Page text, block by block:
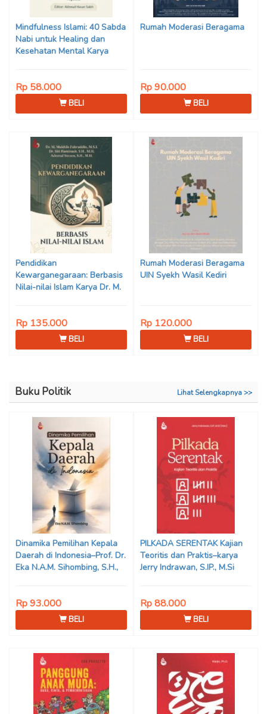
Son Haji, Dede Sunarya,
Iwan Setiawan, Nur Afiatin
Editor: Mi’raj Dodi Kurniawan
Mindfulness Islami: 40 Sabda
Nabi untuk Healing dan
Kesehatan Mental Karya
Saniyya Fadhila, Avanda
Chintya Cahyaning Putri, dan
Arjunedi
Rp 58.000
BELI
Rumah Moderasi Beragama
Rp 90.000
BELI
Pendidikan
Kewarganegaraan: Berbasis
Nilai-nilai Islam Karya Dr. M.
Adrenal Stezen, S.H., M.H.
Rp 135.000
BELI
Rumah Moderasi Beragama
UIN Syekh Wasil Kediri
Rp 120.000
BELI
Buku Politik Lihat Selengkapnya >>
Dinamika Pemilihan Kepala
Daerah di Indonesia–Prof. Dr.
Eka N.A.M. Sihombing, S.H.,
Rp 93.000
BELI
PILKADA SERENTAK Kajian
Teoritis dan Praktis–karya
Jerry Indrawan, S.IP., M.Si
Rp 88.000
BELI